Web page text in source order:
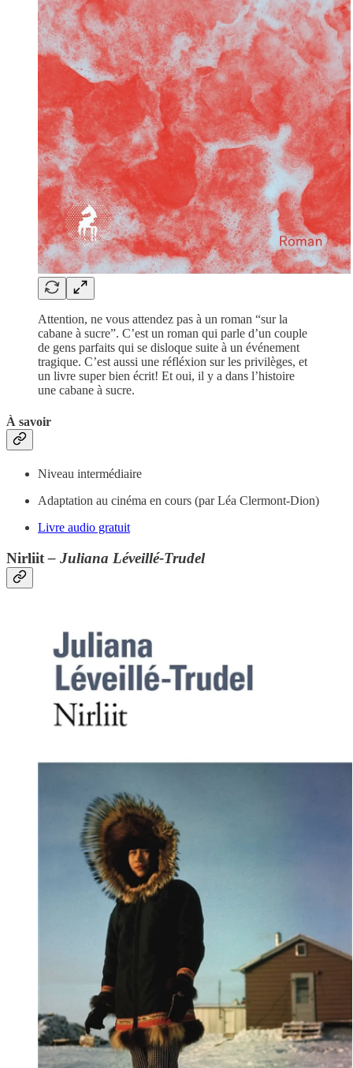
Attention, ne vous attendez pas à un roman “sur la
cabane à sucre”. C’est un roman qui parle d’un couple
de gens parfaits qui se disloque suite à un événement
tragique. C’est aussi une réfléxion sur les privilèges, et
un livre super bien écrit! Et oui, il y a dans l’histoire
une cabane à sucre.
À savoir
Niveau intermédiaire
Adaptation au cinéma en cours (par Léa Clermont-Dion)
Livre audio gratuit
Nirliit– Juliana Léveillé-Trudel